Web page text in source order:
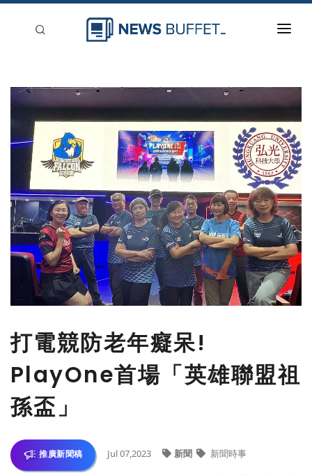
新聞稿分類
登入
刊登
打電競防老年癡呆!
PlayOne首場「英雄聯盟祖
孫盃」
推廣新聞稿 Jul 07,2023 新聞 新聞時事